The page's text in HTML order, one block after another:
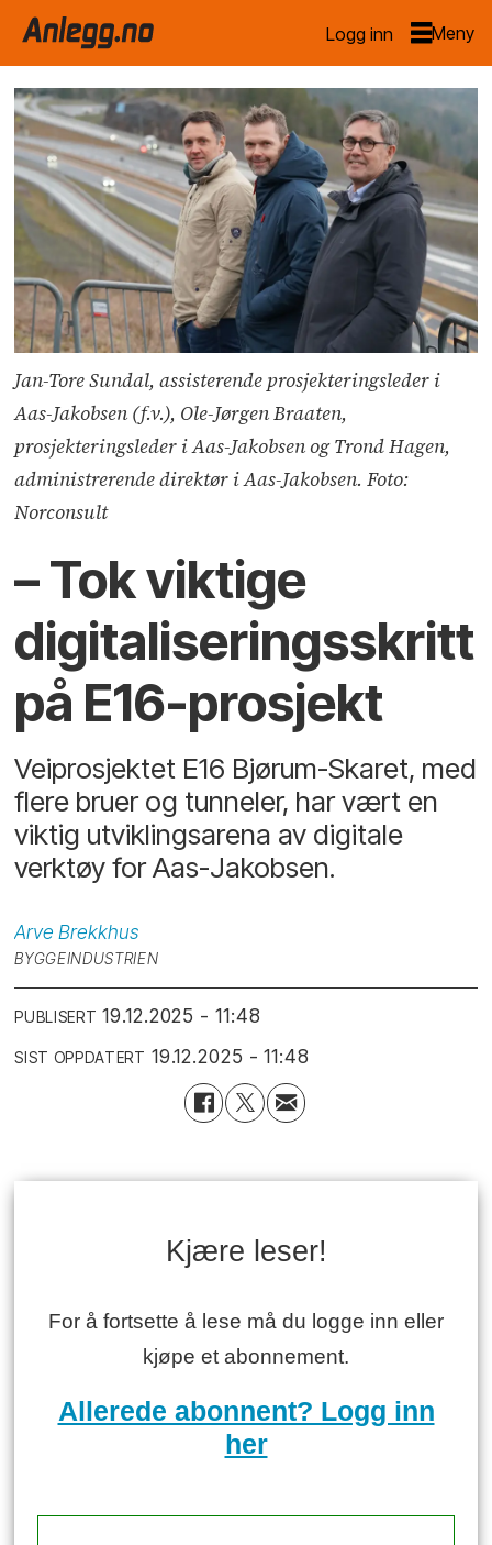
Logg inn
Jan-Tore Sundal, assisterende prosjekteringsleder i
Aas-Jakobsen (f.v.), Ole-Jørgen Braaten,
prosjekteringsleder i Aas-Jakobsen og Trond Hagen,
administrerende direktør i Aas-Jakobsen. Foto:
Norconsult
– Tok viktige
digitaliseringsskritt
på E16-prosjekt
Veiprosjektet E16 Bjørum-Skaret, med
flere bruer og tunneler, har vært en
viktig utviklingsarena av digitale
verktøy for Aas-Jakobsen.
Arve Brekkhus
BYGGEINDUSTRIEN
PUBLISERT 19.12.2025 - 11:48
SIST OPPDATERT 19.12.2025 - 11:48
Kjære leser!
For å fortsette å lese må du logge inn eller
kjøpe et abonnement.
Allerede abonnent? Logg inn
her